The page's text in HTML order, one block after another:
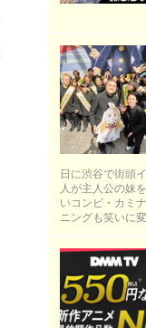
日に渋谷で街頭
人が主人公の妹
いコンビ・カミ
ニングも笑いに